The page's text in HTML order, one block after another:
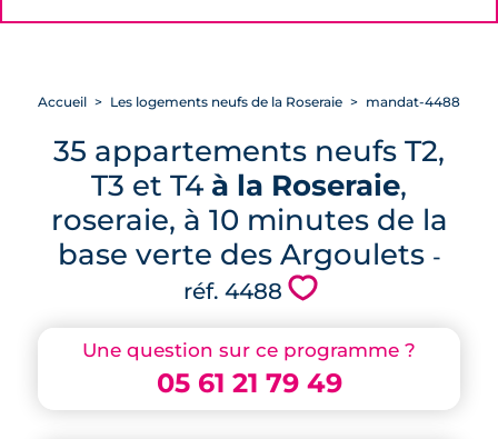
Une question sur ce programme ?
05 61 21 79 49
Accueil Les logements neufs de la Roseraie mandat-4488
35 appartements neufs T2,
T3 et T4 à la Roseraie,
roseraie, à 10 minutes de la
base verte des Argoulets -
réf. 4488 💗